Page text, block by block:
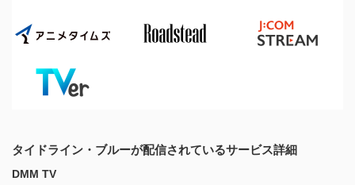
タイドライン・ブルーが配信されているサービス詳細
DMM TV